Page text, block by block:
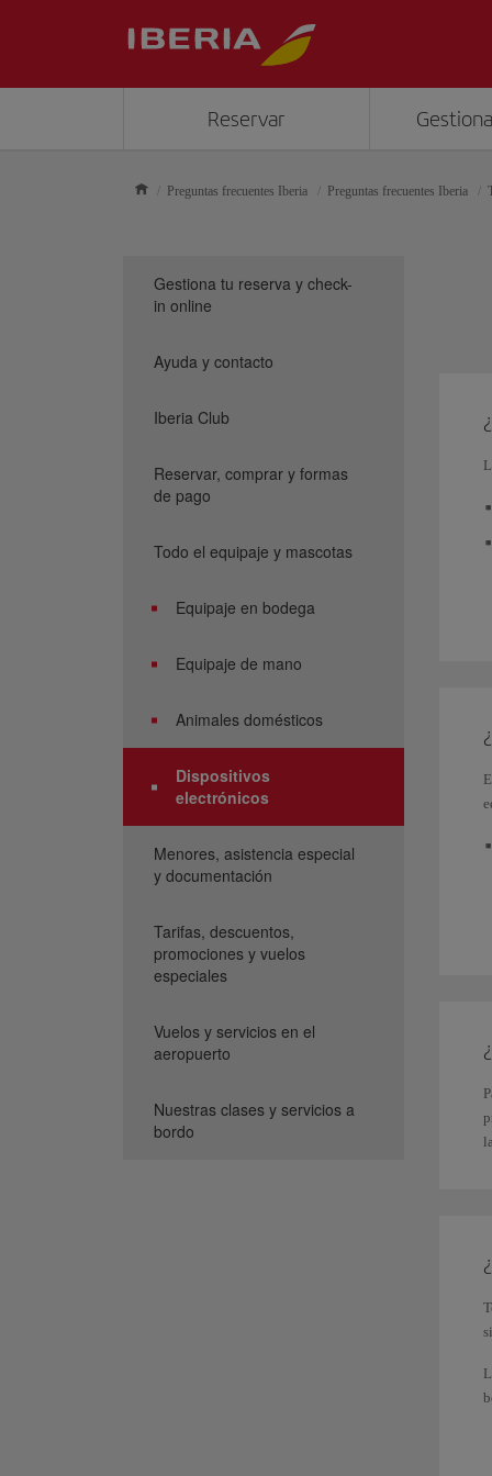
Reservar
Preguntas frecuentes Iberia Preguntas frecuentes Iberia
Gestiona tu reserva y check-
in online
Ayuda y contacto
Iberia Club
Reservar, comprar y formas
de pago
Todo el equipaje y mascotas
Equipaje en bodega
Equipaje de mano
Animales domésticos
Dispositivos
electrónicos
Menores, asistencia especial
y documentación
Tarifas, descuentos,
promociones y vuelos
especiales
Vuelos y servicios en el
aeropuerto
Nuestras clases y servicios a
bordo